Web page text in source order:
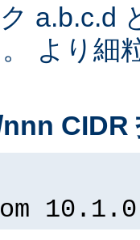
a.b.c.d
より細
CIDR